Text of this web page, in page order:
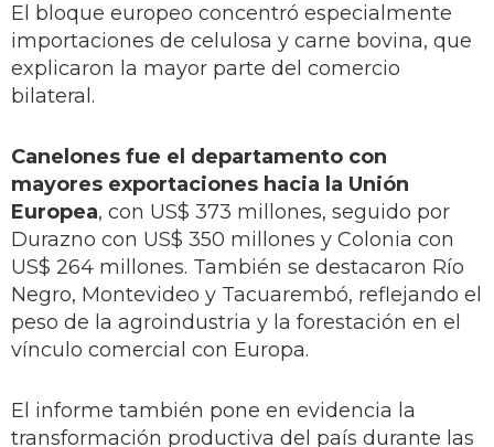
El bloque europeo concentró especialmente
importaciones de celulosa y carne bovina, que
explicaron la mayor parte del comercio
bilateral.
Canelones fue el departamento con
mayores exportaciones hacia la Unión
Europea, con US$ 373 millones, seguido por
Durazno con US$ 350 millones y Colonia con
US$ 264 millones. También se destacaron Río
Negro, Montevideo y Tacuarembó, reflejando el
peso de la agroindustria y la forestación en el
vínculo comercial con Europa.
El informe también pone en evidencia la
transformación productiva del país durante las